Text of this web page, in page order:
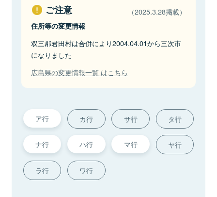
ご注意 （2025.3.28掲載）
住所等の変更情報
双三郡君田村は合併により2004.04.01から三次市
になりました
広島県の変更情報一覧 はこちら
ア行 カ行 サ行 タ行
ナ行 ハ行 マ行 ヤ行
ラ行 ワ行